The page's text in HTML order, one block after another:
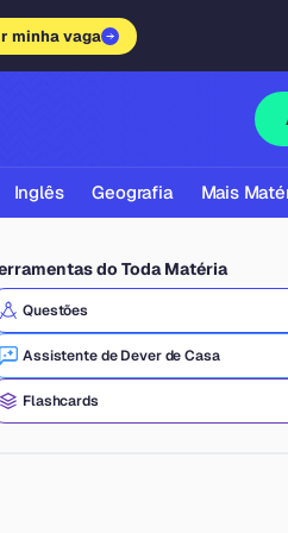
minha vaga
Inglês Geografia Mais
Química
Física
Filosofia
do Toda Matéria
Questões
Assistente de Dever de Casa
Flashcards